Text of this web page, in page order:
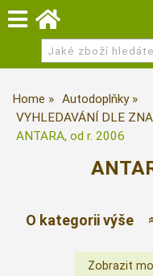
Home
Autodoplňky
VYHLEDAVÁNÍ DLE
ANTARA, od r. 2006
O kategorii výše